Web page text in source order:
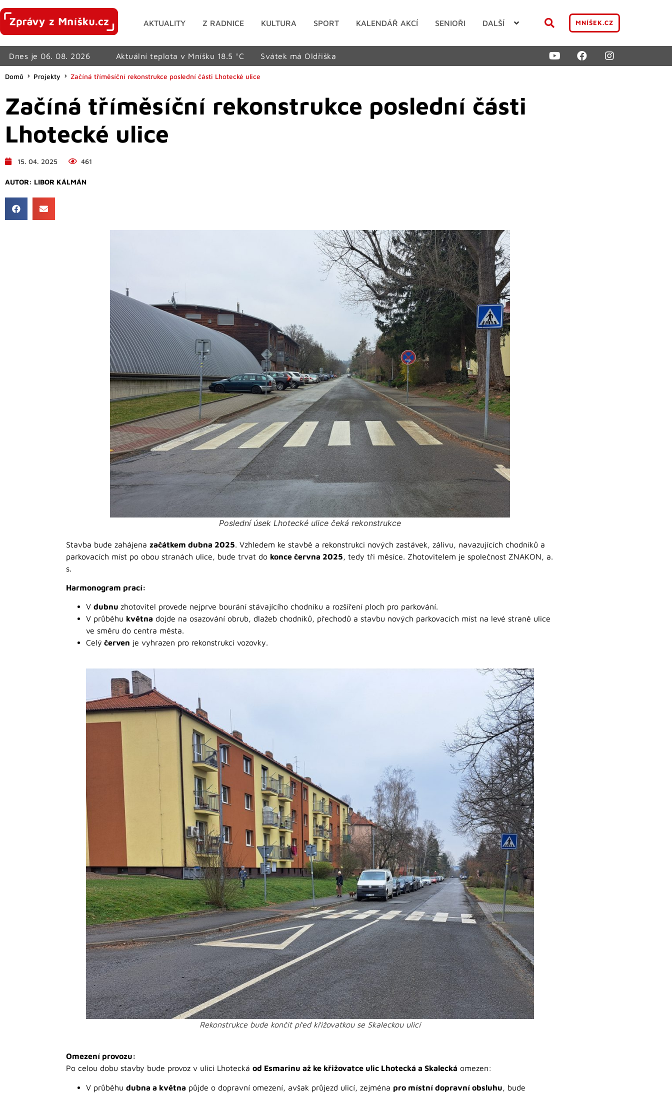
AKTUALITY Z RADNICE KULTURA SPORT KALENDÁŘ AKCÍ SENIOŘI DALŠÍ MNÍŠEK.CZ
Dnes je 06. 08. 2026 Aktuální teplota v Mníšku 18.5 °C Svátek má Oldřiška
Domů Projekty Začíná tříměsíční rekonstrukce poslední části Lhotecké ulice
Začíná tříměsíční rekonstrukce poslední části
Lhotecké ulice
15. 04. 2025 461
AUTOR: LIBOR KÁLMÁN
Poslední úsek Lhotecké ulice čeká rekonstrukce
Stavba bude zahájena začátkem dubna 2025 . Vzhledem ke stavbě a rekonstrukci nových zastávek, zálivu, navazujících chodníků a
parkovacích míst po obou stranách ulice, bude trvat do konce června 2025 , tedy tři měsíce. Zhotovitelem je společnost ZNAKON, a.
s.
Harmonogram prací:
V dubnu zhotovitel provede nejprve bourání stávajícího chodníku a rozšíření ploch pro parkování.
V průběhu května dojde na osazování obrub, dlažeb chodníků, přechodů a stavbu nových parkovacích míst na levé straně ulice
ve směru do centra města.
Celý červen je vyhrazen pro rekonstrukci vozovky.
Rekonstrukce bude končit před křižovatkou se Skaleckou ulicí
Omezení provozu:
Po celou dobu stavby bude provoz v ulici Lhotecká od Esmarinu až ke křižovatce ulic Lhotecká a Skalecká omezen:
V průběhu dubna a května půjde o dopravní omezení, avšak průjezd ulicí, zejména pro místní dopravní obsluhu, bude